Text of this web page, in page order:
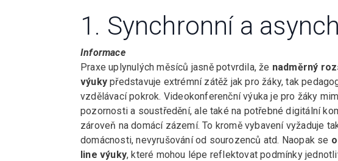
1. Synchronní a
Informace
Praxe uplynulých měsíců jasně potvrdila, že nadměrný
výuky představuje extrémní zátěž jak pro žáky, tak
vzdělávací pokrok. Videokonferenční výuka je pro žáky
pozornosti a soustředění, ale také na potřebné digitální
zároveň na domácí zázemí. To kromě vybavení vyžaduje
domácnosti, nevyrušování od sourozenců atd. Naopak se
line výuky, které mohou lépe reflektovat podmínky